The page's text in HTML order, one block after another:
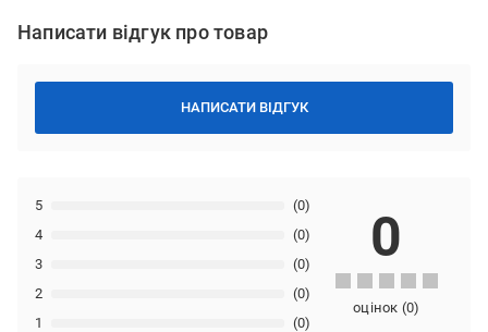
Написати відгук про товар
НАПИСАТИ ВІДГУК
1 (0)
2 (0)
3 (0)
4 (0)
5 (0)
0
оцінок (0)